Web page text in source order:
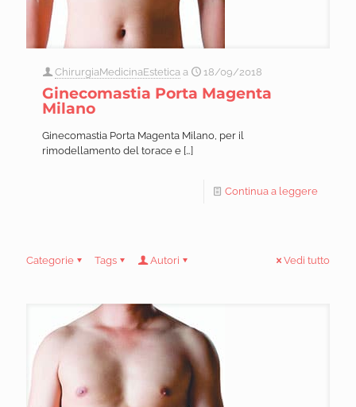
ChirurgiaMedicinaEstetica a 18/09/2018
Ginecomastia Porta Magenta
Milano
Ginecomastia Porta Magenta Milano, per il
rimodellamento del torace e […]
Continua a leggere
Categorie Tags Autori Vedi tutto